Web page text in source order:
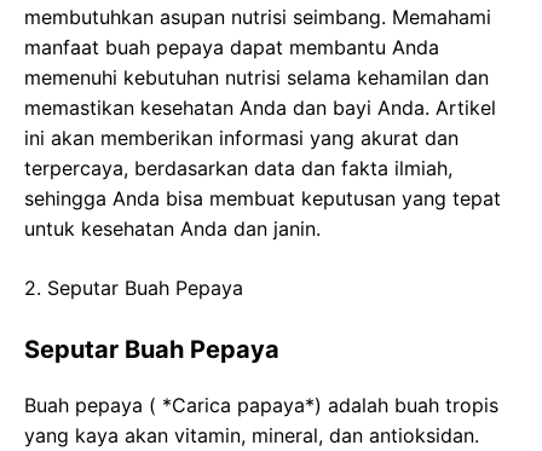
membutuhkan asupan nutrisi seimbang. Memahami
manfaat buah pepaya dapat membantu Anda
memenuhi kebutuhan nutrisi selama kehamilan dan
memastikan kesehatan Anda dan bayi Anda. Artikel
ini akan memberikan informasi yang akurat dan
terpercaya, berdasarkan data dan fakta ilmiah,
sehingga Anda bisa membuat keputusan yang tepat
untuk kesehatan Anda dan janin.
2. Seputar Buah Pepaya
Seputar Buah Pepaya
Buah pepaya ( *Carica papaya*) adalah buah tropis
yang kaya akan vitamin, mineral, dan antioksidan.